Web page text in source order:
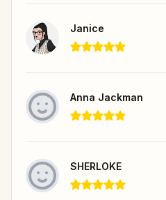
Janice
Anna Jackman
SHERLOKE